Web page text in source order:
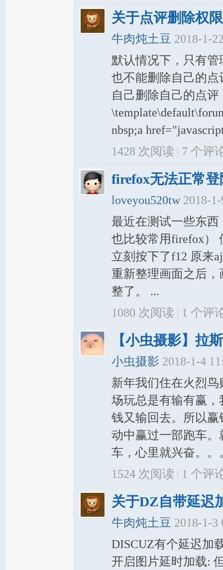
关于点评删除权
牛肉炖土豆 2018-1-
默认情况下，只有
也不能删除自己的
自己删除自己的点
nbsp;a
1428 次阅读 | 7个评
firefox无法正常登
loveyou520tw 2018-
最近在测试一些东西
也比较常用firefox）
立刻按下了f12 原来
重新整理画面之后
整了。 ...
1080 次阅读 | 1 个评
【小虫摄影】拉
小虫摄影 2018-1-4
新年我们住在火烈
场玩总是有输有赢
钱又输回去。所以
动中赢过一部跑车
车，心里就兴奋。
1524 次阅读 | 1 个评
关于DZ自带延迟
牛肉炖土豆 2018-1-3
DISCUZ有个延迟加
开启图片延时加载: